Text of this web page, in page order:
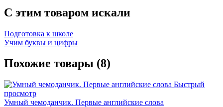
C этим товаром искали
Подготовка к школе
Учим буквы и цифры
Похожие товары (8)
Быстрый
просмотр
Умный чемоданчик. Первые английские слова